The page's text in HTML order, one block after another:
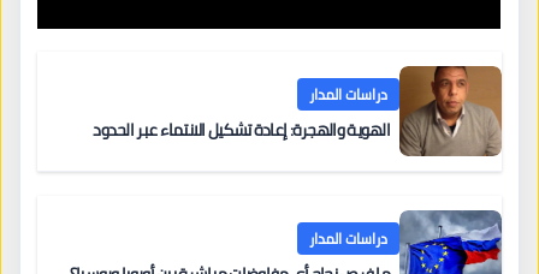
دراسات المدار
الهوية والهجرة: إعادة تشكيل الانتماء عبر الحدود
دراسات المدار